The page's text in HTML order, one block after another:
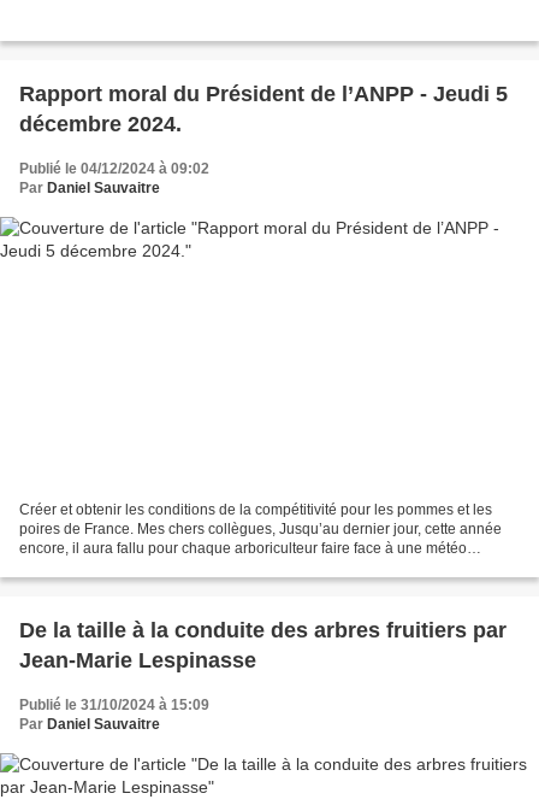
Rapport moral du Président de l’ANPP - Jeudi 5
décembre 2024.
Publié le 04/12/2024 à 09:02
Par Daniel Sauvaitre
Créer et obtenir les conditions de la compétitivité pour les pommes et les
poires de France. Mes chers collègues, Jusqu’au dernier jour, cette année
encore, il aura fallu pour chaque arboriculteur faire face à une météo
De la taille à la conduite des arbres fruitiers par
Jean-Marie Lespinasse
Publié le 31/10/2024 à 15:09
Par Daniel Sauvaitre